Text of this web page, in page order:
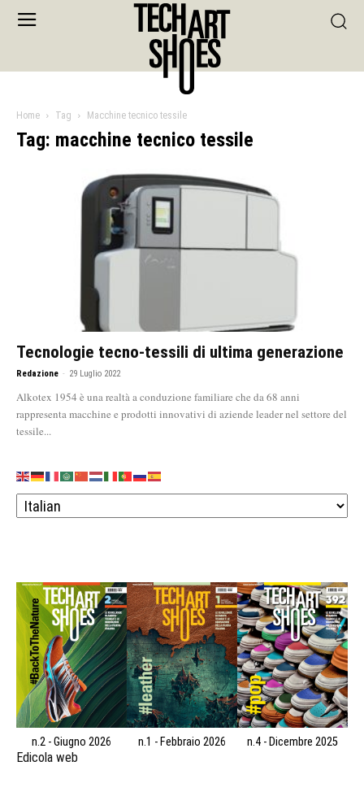
Home Tag Macchine tecnico tessile
Tag: macchine tecnico tessile
Tecnologie tecno-tessili di ultima generazione
Redazione - 29 Luglio 2022
Alkotex 1954 è una realtà a conduzione familiare che da 68 anni
rappresenta macchine e prodotti innovativi di aziende leader nel settore del
tessile...
n.2 - Giugno 2026 n.1 - Febbraio 2026 n.4 - Dicembre 2025
Edicola web